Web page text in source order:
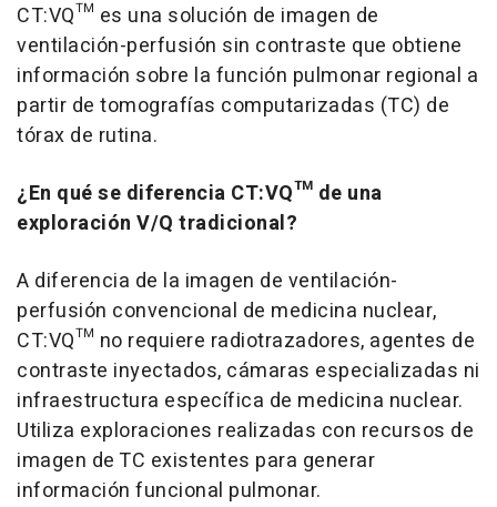
CT:VQ™ es una solución de imagen de
ventilación-perfusión sin contraste que obtiene
información sobre la función pulmonar regional a
partir de tomografías computarizadas (TC) de
tórax de rutina.
¿En qué se diferencia CT:VQ™ de una
exploración V/Q tradicional?
A diferencia de la imagen de ventilación-
perfusión convencional de medicina nuclear,
CT:VQ™ no requiere radiotrazadores, agentes de
contraste inyectados, cámaras especializadas ni
infraestructura específica de medicina nuclear.
Utiliza exploraciones realizadas con recursos de
imagen de TC existentes para generar
información funcional pulmonar.